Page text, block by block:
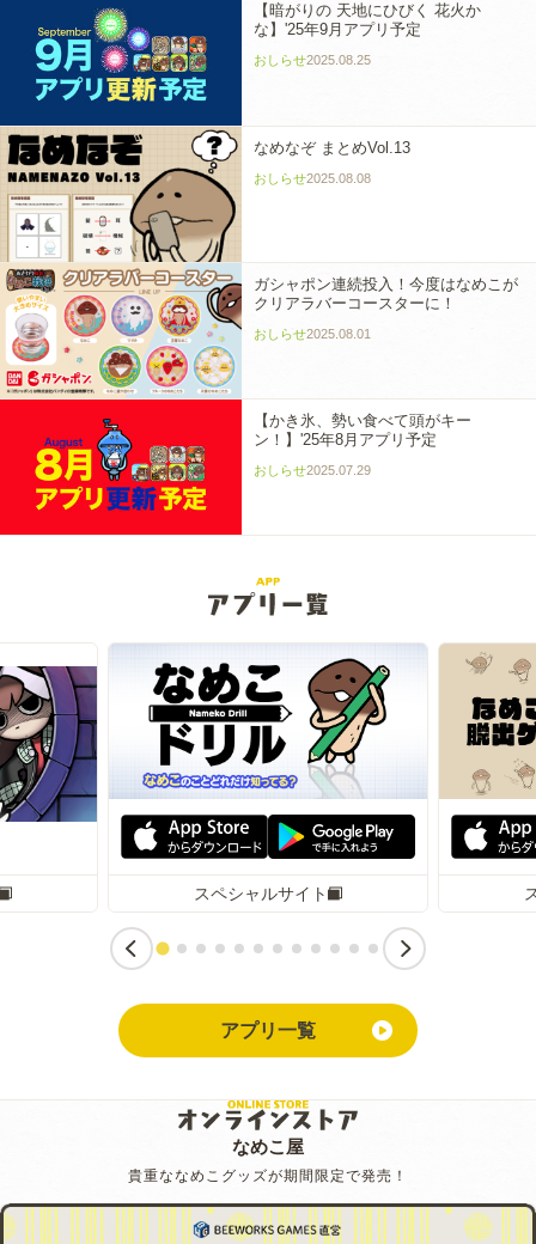
【暗がりの 天地にひびく 花火か
な】'25年9月アプリ予定
おしらせ2025.08.25
なめなぞ まとめVol.13
おしらせ2025.08.08
ガシャポン連続投入！今度はなめこが
クリアラバーコースターに！
おしらせ2025.08.01
【かき氷、勢い食べて頭がキー
ン！】'25年8月アプリ予定
おしらせ2025.07.29
スペシャルサイト
アプリ一覧
なめこ屋
貴重ななめこグッズが期間限定で発売！